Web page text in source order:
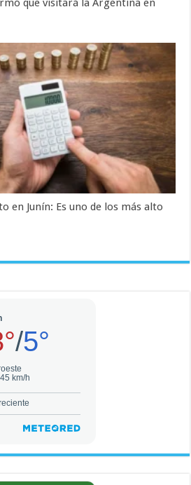
que visitará la Argentina en
en Junín: Es uno de los más alto